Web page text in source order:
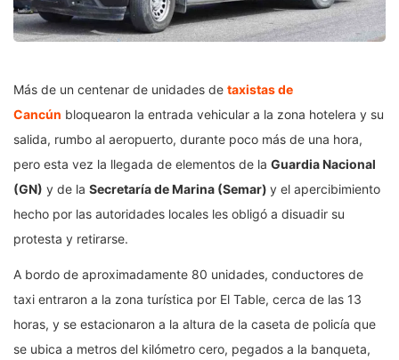
Más de un centenar de unidades de taxistas de
Cancún bloquearon la entrada vehicular a la zona hotelera y su
salida, rumbo al aeropuerto, durante poco más de una hora,
pero esta vez la llegada de elementos de la Guardia Nacional
(GN) y de la Secretaría de Marina (Semar) y el apercibimiento
hecho por las autoridades locales les obligó a disuadir su
protesta y retirarse.
A bordo de aproximadamente 80 unidades, conductores de
taxi entraron a la zona turística por El Table, cerca de las 13
horas, y se estacionaron a la altura de la caseta de policía que
se ubica a metros del kilómetro cero, pegados a la banqueta,